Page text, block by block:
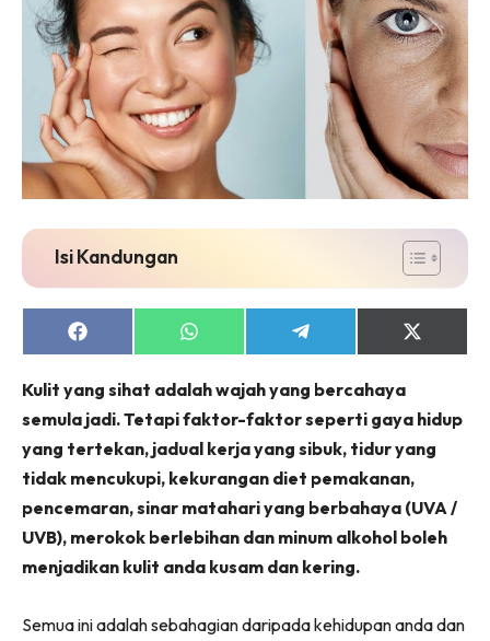
Isi Kandungan
Share
on
Share
on
Share
on
Share
on
Kulit yang sihat adalah wajah yang bercahaya
semula jadi. Tetapi faktor-faktor seperti gaya hidup
yang tertekan, jadual kerja yang sibuk, tidur yang
tidak mencukupi, kekurangan diet pemakanan,
pencemaran, sinar matahari yang berbahaya (UVA /
UVB), merokok berlebihan dan minum alkohol boleh
menjadikan kulit anda kusam dan kering.
Semua ini adalah sebahagian daripada kehidupan anda dan